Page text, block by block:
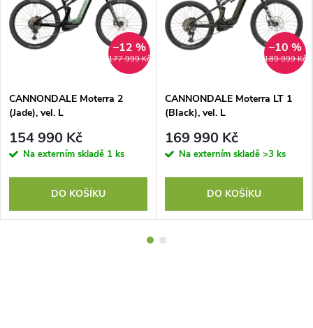
177 999 Kč
–12 %
CANNONDALE Moterra 2
(Jade), vel. L
154 990 Kč
Na externím skladě 1 ks
DO KOŠÍKU
189 999 Kč
–10 %
CANNONDALE Moterra LT 1
(Black), vel. L
169 990 Kč
Na externím skladě >3 ks
DO KOŠÍKU